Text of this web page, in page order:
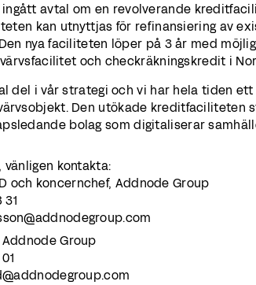
avtal om en revolverande
kan utnyttjas för refinansiering av
nya faciliteten löper på 3 år med
och checkräkningskredit i
del i vår strategi och vi har hela tiden
Den utökade kreditfaciliteten
bolag som digitaliserar
kontakta:
och koncernchef, Addnode Group
31
Group